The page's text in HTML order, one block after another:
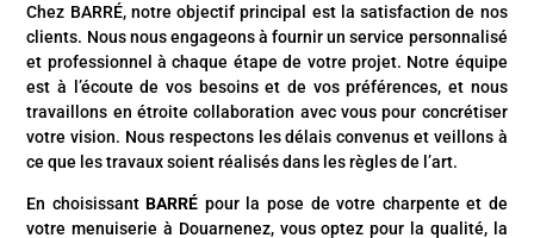
Chez BARRÉ, notre objectif principal est la satisfaction de nos
clients. Nous nous engageons à fournir un service personnalisé
et professionnel à chaque étape de votre projet. Notre équipe
est à l’écoute de vos besoins et de vos préférences, et nous
travaillons en étroite collaboration avec vous pour concrétiser
votre vision. Nous respectons les délais convenus et veillons à
ce que les travaux soient réalisés dans les règles de l’art.
En choisissantBARRÉ pour la pose de votre charpente et de
votre menuiserie à Douarnenez, vous optez pour la qualité, la